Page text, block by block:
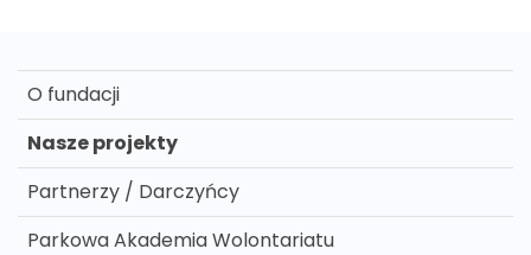
O fundacji
Nasze projekty
Partnerzy / Darczyńcy
Parkowa Akademia Wolontariatu